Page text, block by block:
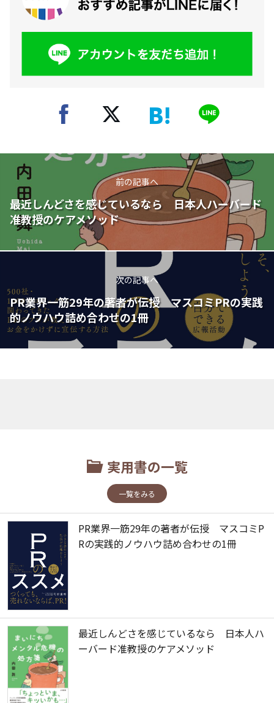
前の記事へ
最近しんどさを感じているなら 日本人ハーバード
准教授のケアメソッド
次の記事へ
PR業界一筋29年の著者が伝授 マスコミPRの実践
的ノウハウ詰め合わせの1冊
実用書の一覧
一覧をみる
PR業界一筋29年の著者が伝授 マスコミP
Rの実践的ノウハウ詰め合わせの1冊
最近しんどさを感じているなら 日本人ハ
ーバード准教授のケアメソッド